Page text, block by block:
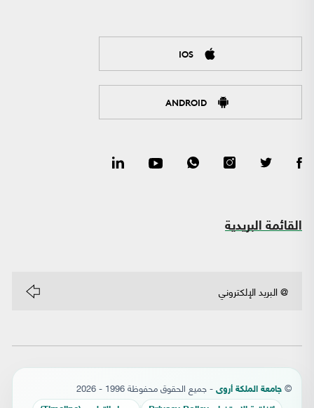
IOS
ANDROID
القائمة البريدية
© جامعة الملكة أروى - جميع الحقوق محفوظة 1996 - 2026